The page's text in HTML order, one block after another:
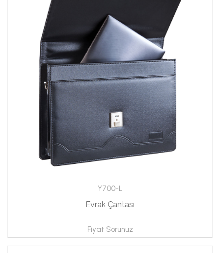
Y700-L
Evrak Çantası
Fiyat Sorunuz